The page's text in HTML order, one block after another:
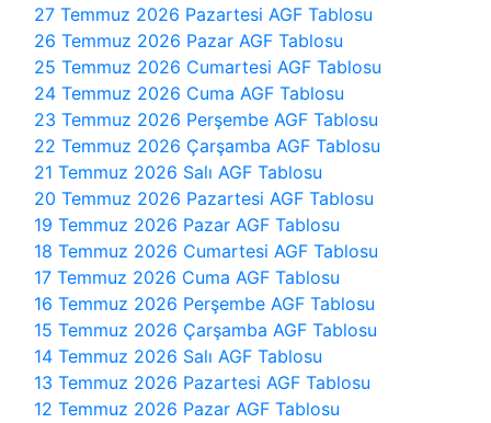
27 Temmuz 2026 Pazartesi AGF Tablosu
26 Temmuz 2026 Pazar AGF Tablosu
25 Temmuz 2026 Cumartesi AGF Tablosu
24 Temmuz 2026 Cuma AGF Tablosu
23 Temmuz 2026 Perşembe AGF Tablosu
22 Temmuz 2026 Çarşamba AGF Tablosu
21 Temmuz 2026 Salı AGF Tablosu
20 Temmuz 2026 Pazartesi AGF Tablosu
19 Temmuz 2026 Pazar AGF Tablosu
18 Temmuz 2026 Cumartesi AGF Tablosu
17 Temmuz 2026 Cuma AGF Tablosu
16 Temmuz 2026 Perşembe AGF Tablosu
15 Temmuz 2026 Çarşamba AGF Tablosu
14 Temmuz 2026 Salı AGF Tablosu
13 Temmuz 2026 Pazartesi AGF Tablosu
12 Temmuz 2026 Pazar AGF Tablosu